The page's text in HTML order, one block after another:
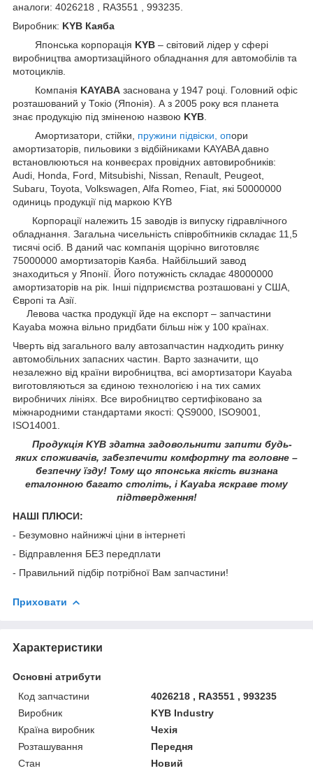
аналоги: 4026218 , RA3551 , 993235.
Виробник: KYB Каяба
Японська корпорація KYB – світовий лідер у сфері
виробництва амортизаційного обладнання для автомобілів та
мотоциклів.
Компанія KAYABA заснована у 1947 році. Головний офіс
розташований у Токіо (Японія). А з 2005 року вся планета
знає продукцію під зміненою назвою KYB
Амортизатори, стійки, пружини підвіски, опори
амортизаторів, пильовики з відбійниками KAYABA давно
встановлюються на конвеєрах провідних автовиробників:
Audi, Honda, Ford, Mitsubishi, Nissan, Renault, Peugeot,
Subaru, Toyota, Volkswagen, Alfa Romeo, Fiat, які 50000000
одиниць продукції під маркою KYB
Корпорації належить 15 заводів із випуску гідравлічного
обладнання. Загальна чисельність співробітників складає 11,5
тисячі осіб. В даний час компанія щорічно виготовляє
75000000 амортизаторів Каяба. Найбільший завод
знаходиться у Японії. Його потужність складає 48000000
амортизаторів на рік. Інші підприємства розташовані у США,
Європі та Азії.
Левова частка продукції йде на експорт – запчастини
Kayaba можна вільно придбати більш ніж у 100 країнах.
Чверть від загального валу автозапчастин надходить ринку
автомобільних запасних частин. Варто зазначити, що
незалежно від країни виробництва, всі амортизатори Kayaba
виготовляються за єдиною технологією і на тих самих
виробничих лініях. Все виробництво сертифіковано за
міжнародними стандартами якості: QS9000, ISO9001,
ISO14001.
Продукція KYB здатна задовольнити запити будь-
яких споживачів, забезпечити комфортну та головне –
безпечну їзду! Тому що японська якість визнана
еталонною багато століть, і Kayaba яскраве тому
підтвердження!
НАШІ ПЛЮСИ:
- Безумовно найнижчі ціни в інтернеті
- Відправлення БЕЗ передплати
- Правильний підбір потрібної Вам запчастини!
Приховати
Характеристики
Основні атрибути
Код запчастини
4026218 , RA3551 , 993235
Виробник
KYB Industry
Країна виробник
Чехія
Розташування
Передня
Стан
Новий